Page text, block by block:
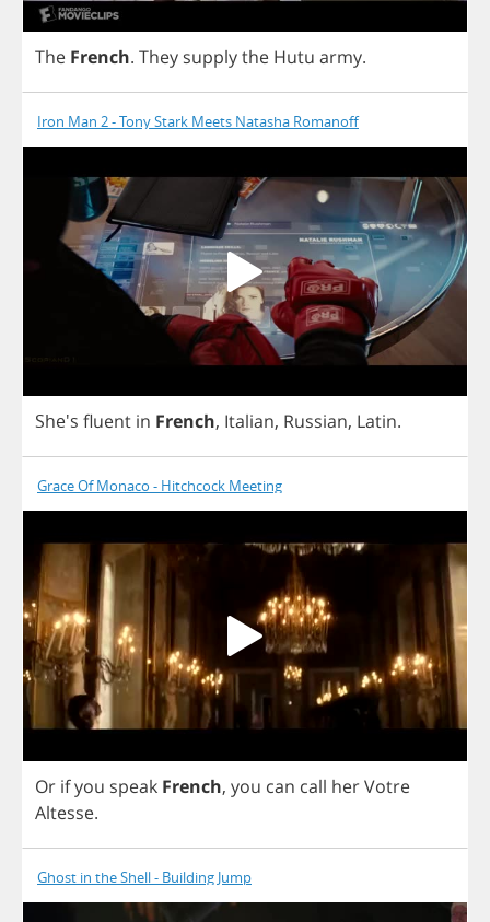
The French. They supplythe Hutu army.
Iron Man 2 - Tony Stark Meets Natasha Romanoff
She's fluent in French, Italian, Russian, Latin.
Grace Of Monaco - Hitchcock Meeting
Or ifyou speak French, you can call herVotre
Altesse.
Ghost in the Shell - Building Jump